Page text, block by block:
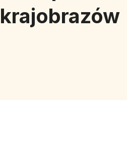
krajobrazów